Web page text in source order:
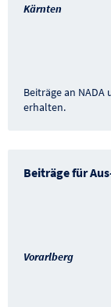
Kärnten
Beiträge an
erhalten.
Beiträge für
Vorarlberg